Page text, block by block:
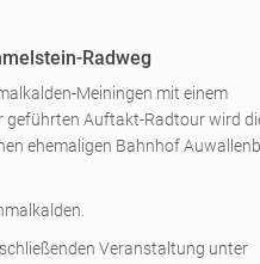
Radweg
Meiningen mit einem
geführten Auftakt-Radtour wird
ehemaligen Bahnhof
Veranstaltung unter